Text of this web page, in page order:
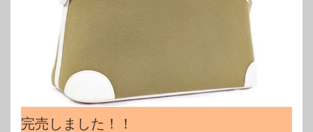
完売しました！！